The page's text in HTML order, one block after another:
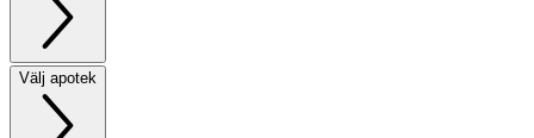
Välj apotek